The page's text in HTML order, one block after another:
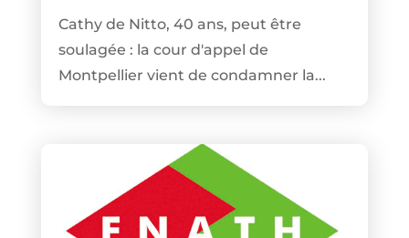
Cathy de Nitto, 40 ans, peut être
soulagée : la cour d'appel de
Montpellier vient de condamner la...